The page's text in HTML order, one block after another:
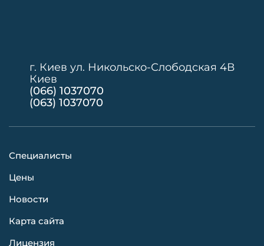
г. Киев ул. Никольско-Слободская 4В
Киев
(066) 1037070
(063) 1037070
Специалисты
Цены
Новости
Карта сайта
Лицензия